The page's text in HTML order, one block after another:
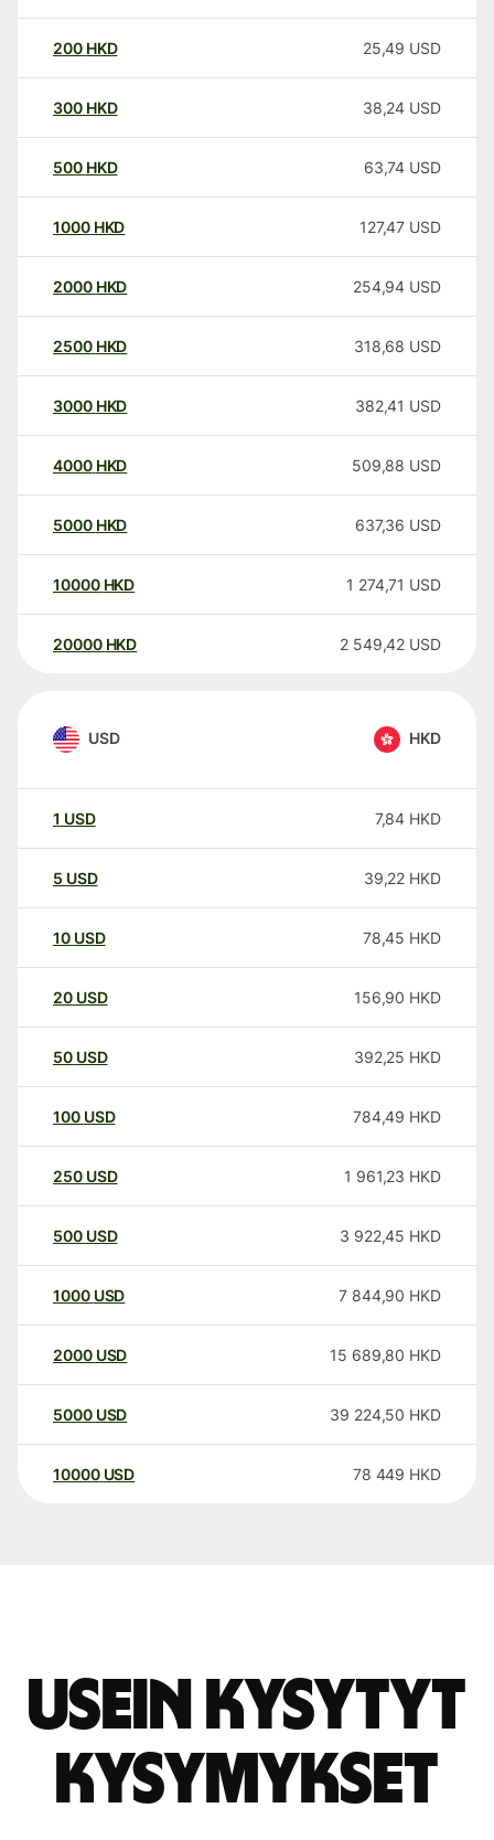
200 HKD 25,49 USD
300 HKD 38,24 USD
500 HKD 63,74 USD
1000 HKD 127,47 USD
2000 HKD 254,94 USD
2500 HKD 318,68 USD
3000 HKD 382,41 USD
4000 HKD 509,88 USD
5000 HKD 637,36 USD
10000 HKD 1 274,71 USD
20000 HKD 2 549,42 USD
USD HKD
1 USD 7,84 HKD
5 USD 39,22 HKD
10 USD 78,45 HKD
20 USD 156,90 HKD
50 USD 392,25 HKD
100 USD 784,49 HKD
250 USD 1 961,23 HKD
500 USD 3 922,45 HKD
1000 USD 7 844,90 HKD
2000 USD 15 689,80 HKD
5000 USD 39 224,50 HKD
10000 USD 78 449 HKD
Usein kysytyt
kysymykset